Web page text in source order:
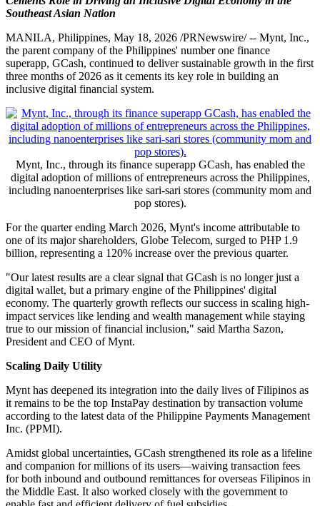
PRNewswire
Top Philippine Fintech Mynt
Doubles QoQ Earnings
Publish date: 18 May 2026
Cements Role in Driving an Inclusive Digital Economy in the
Southeast Asian Nation
MANILA, Philippines,May 18, 2026/PRNewswire/ -- Mynt, Inc.,
the parent company of the Philippines' number one finance
superapp, GCash, continued to deliver sustainable growth in the first
three months of 2026 as it cements its key role in building an
inclusive digital financial system.
Mynt, Inc., through its finance superapp GCash, has enabled the
digital adoption of millions of entrepreneurs across the Philippines,
including nanoenterprises like sari-sari stores (community mom and
For the quarter ending March 2026, Mynt's income attributable to
one of its major shareholders, Globe Telecom, surged to PHP 1.9
billion, representing a 120% increase over the previous quarter.
"Our latest results are a clear signal that GCash is no longer just a
digital wallet, but a primary engine of the Philippines' digital
economy. The quarterly growth reflects our success in scaling high-
impact services like lending and wealth management while staying
true to our mission of financial inclusion," said Martha Sazon,
President and CEO of Mynt.